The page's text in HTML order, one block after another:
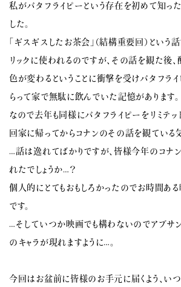
私がバタフライピーという存在を初めて知っ
した。
「ギスギスしたお茶会」（結構重要回）という
リックに使われるのですが、その話を観た後
色が変わるということに衝撃を受けバタフライ
らって家で無駄に飲んでいた記憶があります。
なので去年も同様にバタフライピーをリミテ
回家に帰ってからコナンのその話を観ている
…話は逸れてばかりですが、皆様今年のコナ
れたでしょうか…？
個人的にとてもおもしろかったのでお時間あ
です。
…そしていつか映画でも構わないのでアブサ
のキャラが現れますように…。
今回はお盆前に皆様のお手元に届くよう、いつ